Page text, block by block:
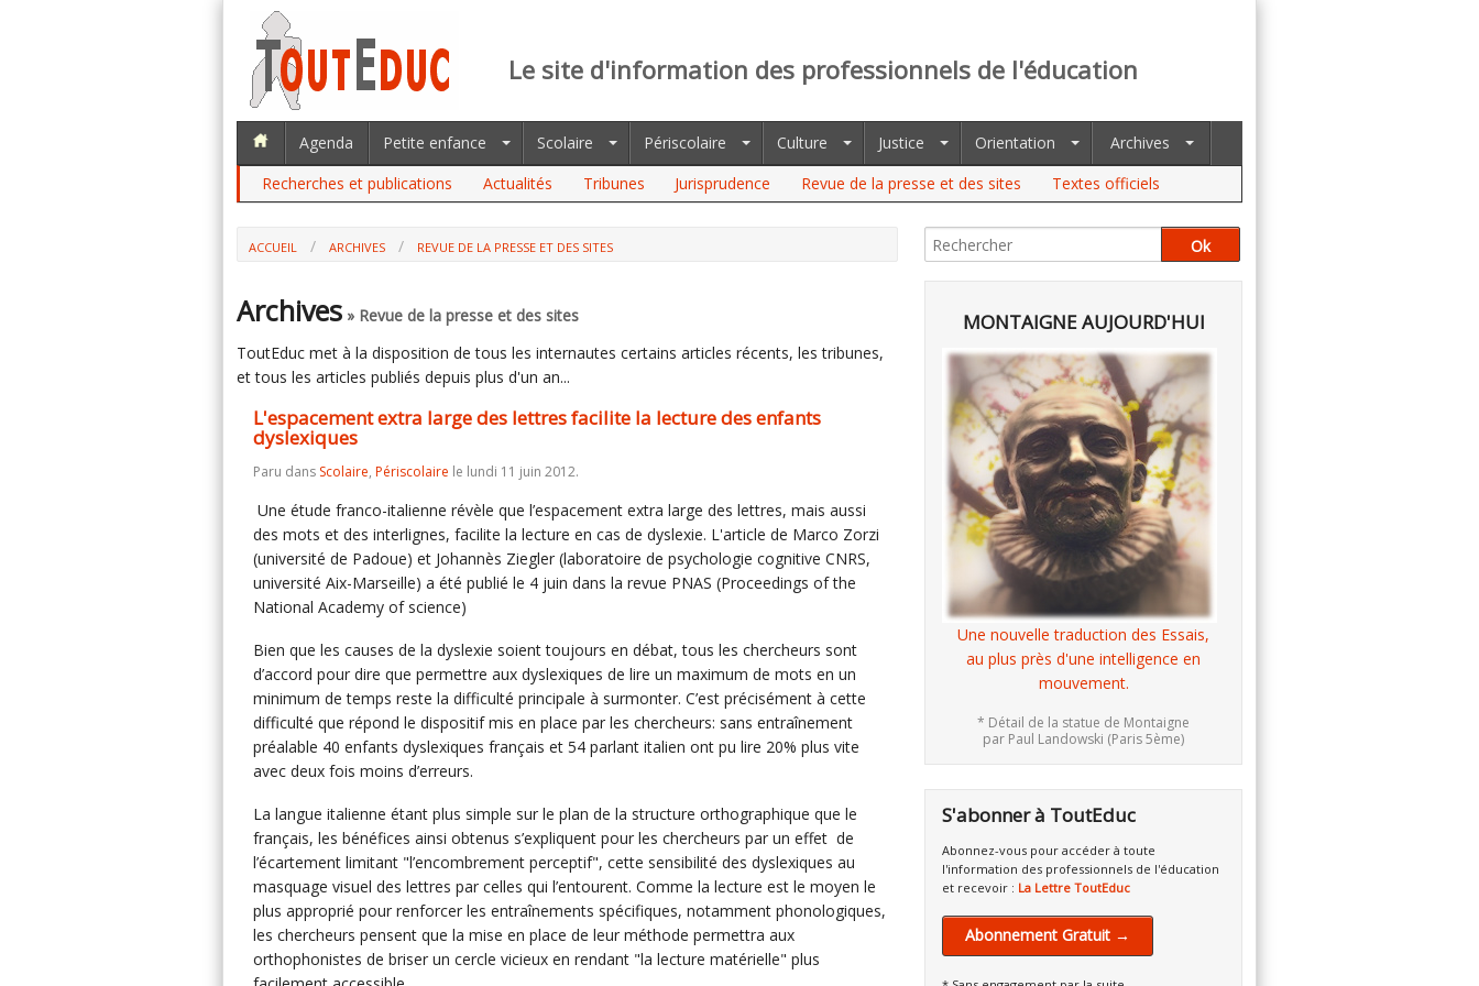
Le site d'information des professionnels de l'éducation
Agenda Petite enfance Scolaire Périscolaire Culture Justice Orientation
Archives
Recherches et publications
Actualités Tribunes Jurisprudence Revue de la presse et des sites Textes officiels
ACCUEIL ARCHIVES
REVUE DE LA PRESSE ET DES SITES
Archives » Revue de la presse et des sites
ToutEduc met à la disposition de tous les internautes certains articles récents, les tribunes,
et tous les articles publiés depuis plus d'un an...
L'espacement extra large des lettres facilite la lecture des enfants
dyslexiques
Paru dans Scolaire, Périscolaire le lundi 11 juin 2012.
Une étude franco-italienne révèle que l’espacement extra large des lettres, mais aussi
des mots et des interlignes, facilite la lecture en cas de dyslexie. L'article de Marco Zorzi
(université de Padoue) et Johannès Ziegler (laboratoire de psychologie cognitive CNRS,
université Aix-Marseille) a été publié le 4 juin dans la revue PNAS (Proceedings of the
National Academy of science)
Bien que les causes de la dyslexie soient toujours en débat, tous les chercheurs sont
d’accord pour dire que permettre aux dyslexiques de lire un maximum de mots en un
minimum de temps reste la difficulté principale à surmonter. C’est précisément à cette
difficulté que répond le dispositif mis en place par les chercheurs: sans entraînement
préalable 40 enfants dyslexiques français et 54 parlant italien ont pu lire 20% plus vite
avec deux fois moins d’erreurs.
La langue italienne étant plus simple sur le plan de la structure orthographique que le
français, les bénéfices ainsi obtenus s’expliquent pour les chercheurs par un effet de
l’écartement limitant "l’encombrement perceptif", cette sensibilité des dyslexiques au
masquage visuel des lettres par celles qui l’entourent. Comme la lecture est le moyen le
plus approprié pour renforcer les entraînements spécifiques, notamment phonologiques,
les chercheurs pensent que la mise en place de leur méthode permettra aux
orthophonistes de briser un cercle vicieux en rendant "la lecture matérielle" plus
MONTAIGNE AUJOURD'HUI
Une nouvelle traduction des Essais,
au plus près d'une intelligence en
mouvement.
* Détail de la statue de Montaigne
par Paul Landowski (Paris 5ème)
S'abonner à ToutEduc
Abonnez-vous pour accéder à toute
l'information des professionnels de l'éducation
et recevoir : La Lettre ToutEduc
Abonnement Gratuit →